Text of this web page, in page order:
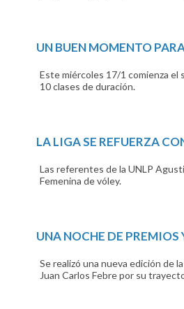
UN BUEN MOMENTO
Este miércoles 17/1 comienza el
10 clases de duración.
LA LIGA SE REFUERZA
Las referentes de la UNLP
Femenina de vóley.
UNA NOCHE DE PREMIOS
Se realizó una nueva edición de
Juan Carlos Febre por su